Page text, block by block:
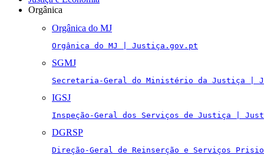
Orgânica
Orgânica do MJ
Orgânica do MJ | Justiça.gov.pt
SGMJ
Secretaria-Geral do Ministério da Justiça |
IGSJ
Inspeção-Geral dos Serviços de Justiça |
DGRSP
Direção-Geral de Reinserção e Serviços